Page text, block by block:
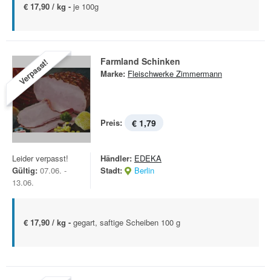
€ 17,90 / kg - je 100g
Verpasst! Farmland Schinken
Marke: Fleischwerke Zimmermann
Preis: € 1,79
Leider verpasst!
Gültig: 07.06. -
13.06.
Händler: EDEKA
Stadt:
Berlin
€ 17,90 / kg - gegart, saftige Scheiben 100 g